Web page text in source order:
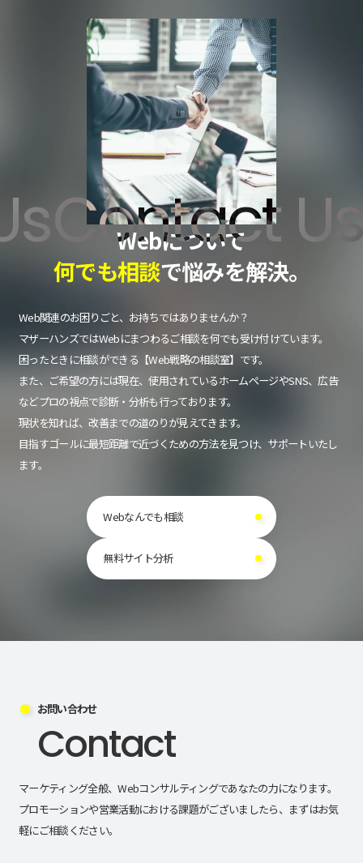
Webについて
何でも相談で悩みを解決。
Web関連のお困りごと、お持ちではありませんか？
マザーハンズではWebにまつわるご相談を何でも受け付けています。
困ったときに相談ができる【Web戦略の相談室】です。
また、ご希望の方には現在、使用されているホームページやSNS、広告
などプロの視点で診断・分析も行っております。
現状を知れば、改善までの道のりが見えてきます。
目指すゴールに最短距離で近づくための方法を見つけ、サポートいたし
ます。
Webなんでも相談
無料サイト分析
Us
お問い合わせ
Contact
マーケティング全般、Webコンサルティングであなたの力になります。
プロモーションや営業活動における課題がございましたら、まずはお気
軽にご相談ください。